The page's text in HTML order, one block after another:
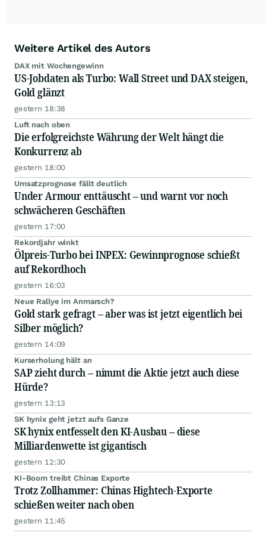
Weitere Artikel des Autors
DAX mit Wochengewinn
US-Jobdaten als Turbo: Wall Street und DAX steigen,
Gold glänzt
gestern 18:38
Luft nach oben
Die erfolgreichste Währung der Welt hängt die
Konkurrenz ab
gestern 18:00
Umsatzprognose fällt deutlich
Under Armour enttäuscht – und warnt vor noch
schwächeren Geschäften
gestern 17:00
Rekordjahr winkt
Ölpreis-Turbo bei INPEX: Gewinnprognose schießt
auf Rekordhoch
gestern 16:03
Neue Rallye im Anmarsch?
Gold stark gefragt – aber was ist jetzt eigentlich bei
Silber möglich?
gestern 14:09
Kurserholung hält an
SAP zieht durch – nimmt die Aktie jetzt auch diese
Hürde?
gestern 13:13
SK hynix geht jetzt aufs Ganze
SK hynix entfesselt den KI-Ausbau – diese
Milliardenwette ist gigantisch
gestern 12:30
KI-Boom treibt Chinas Exporte
Trotz Zollhammer: Chinas Hightech-Exporte
schießen weiter nach oben
gestern 11:45